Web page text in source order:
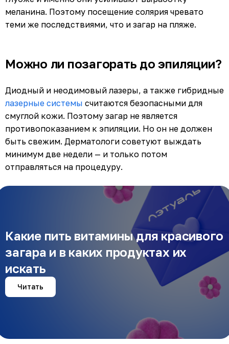
меланина. Поэтому посещение солярия чревато
теми же последствиями, что и загар на пляже.
Можно ли позагорать до эпиляции?
Диодный и неодимовый лазеры, а также гибридные
лазерные системы считаются безопасными для
смуглой кожи. Поэтому загар не является
противопоказанием к эпиляции. Но он не должен
быть свежим. Дерматологи советуют выждать
минимум две недели — и только потом
отправляться на процедуру.
Какие пить витамины для красивого
загара и в каких продуктах их
искать
Читать